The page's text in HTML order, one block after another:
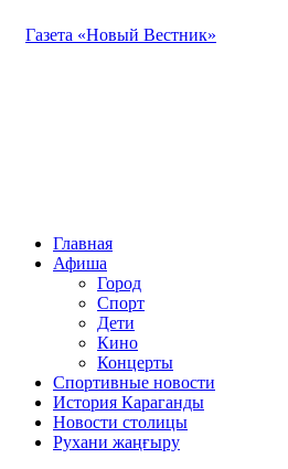
Газета «Новый Вестник»
Главная
Афиша
Город
Спорт
Дети
Кино
Концерты
Спортивные новости
История Караганды
Новости столицы
Рухани жаңғыру